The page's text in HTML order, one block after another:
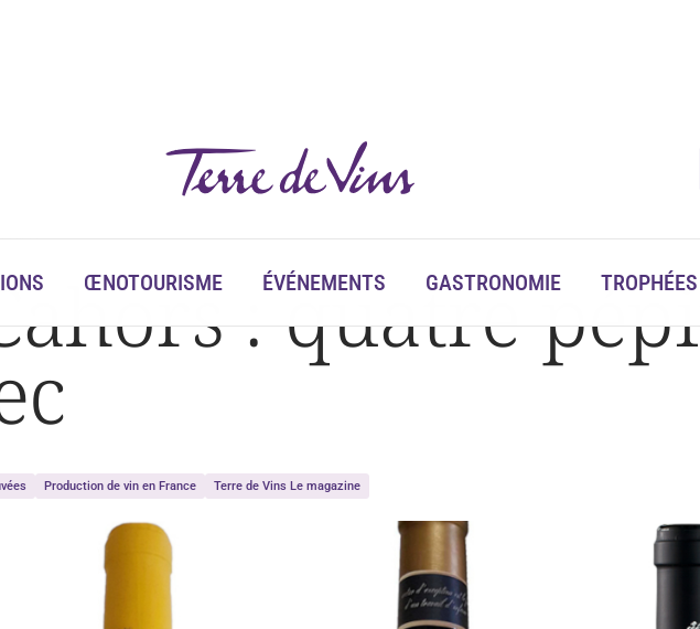
ŒNOTOURISME ÉVÉNEMENTS GASTRONOMIE
: quatre
Production de vin en France Terre de Vins Le magazine